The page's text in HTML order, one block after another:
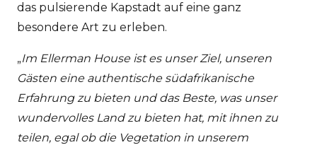
das pulsierende Kapstadt auf eine ganz
besondere Art zu erleben.
„Im Ellerman House ist es unser Ziel, unseren
Gästen eine authentische südafrikanische
Erfahrung zu bieten und das Beste, was unser
wundervolles Land zu bieten hat, mit ihnen zu
teilen, egal ob die Vegetation in unserem